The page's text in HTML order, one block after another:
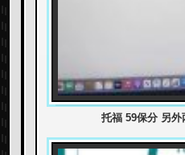
托福 59保分 另外